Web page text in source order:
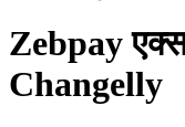
Zebpay
Changelly